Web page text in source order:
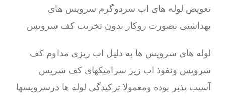
تعویض لوله های اب سردوگرم سرویس های
بهداشتی بصورت روکار بدون تخریب کف سرویس
لوله های سرویس ها به دلیل اب ریزی مداوم کف
سرویس ونفوذ اب زیر سرامیکهای کف سریس
آسیب پذیر بوده ومعمولا ترکیدگی لوله ها درسرویسها